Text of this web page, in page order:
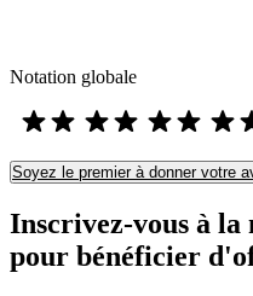
Notation globale
Soyez le premier à donner votre
Inscrivez-vous à
pour bénéficier